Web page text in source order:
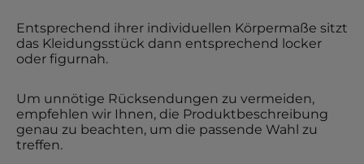
Entsprechend ihrer individuellen Körpermaße sitzt
das Kleidungsstück dann entsprechend locker
oder figurnah.
Um unnötige Rücksendungen zu vermeiden,
empfehlen wir Ihnen, die Produktbeschreibung
genau zu beachten, um die passende Wahl zu
treffen.